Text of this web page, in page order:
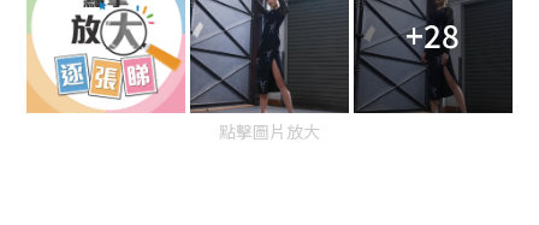
+28
點擊圖片放大